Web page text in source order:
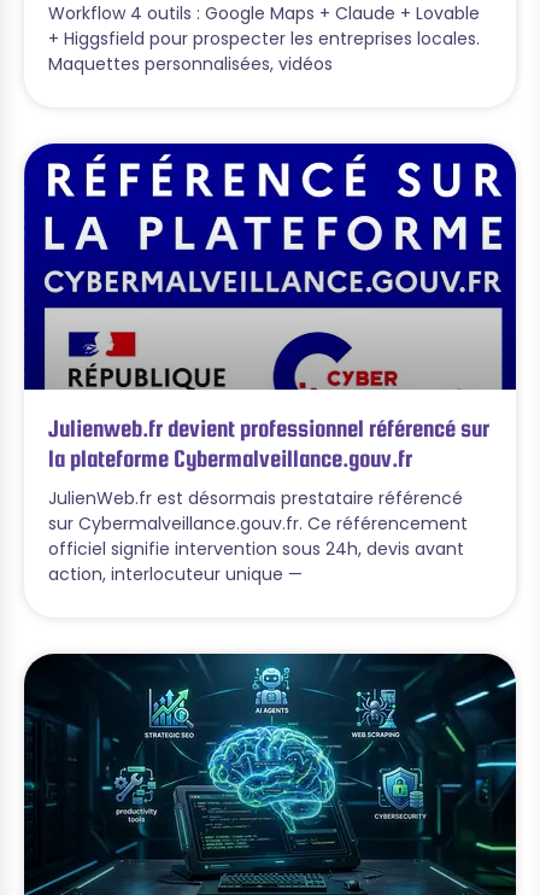
Workflow 4 outils : Google Maps + Claude + Lovable
+ Higgsfield pour prospecter les entreprises locales.
Maquettes personnalisées, vidéos
Julienweb.fr devient professionnel référencé sur
la plateforme Cybermalveillance.gouv.fr
JulienWeb.fr est désormais prestataire référencé
sur Cybermalveillance.gouv.fr. Ce référencement
officiel signifie intervention sous 24h, devis avant
action, interlocuteur unique —